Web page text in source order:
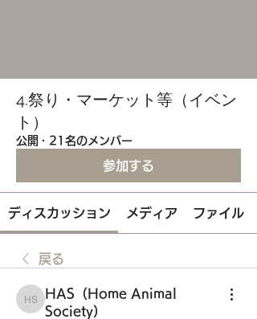
4.祭り・マーケット等（イベン
ト）
公開 · 21名のメンバー
参加する
ディスカッション メディア ファイル
戻る
HAS（Home Animal Society）
HAS（Home Animal
Society）